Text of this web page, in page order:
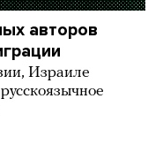
авторов
Израиле